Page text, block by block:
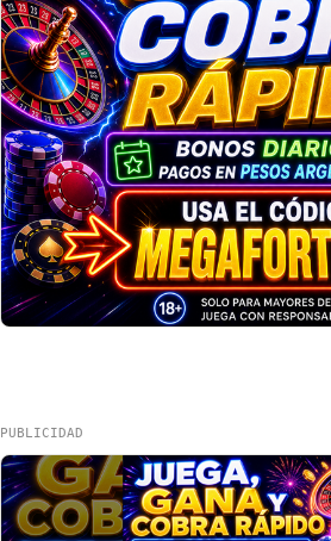
PUBLICIDAD